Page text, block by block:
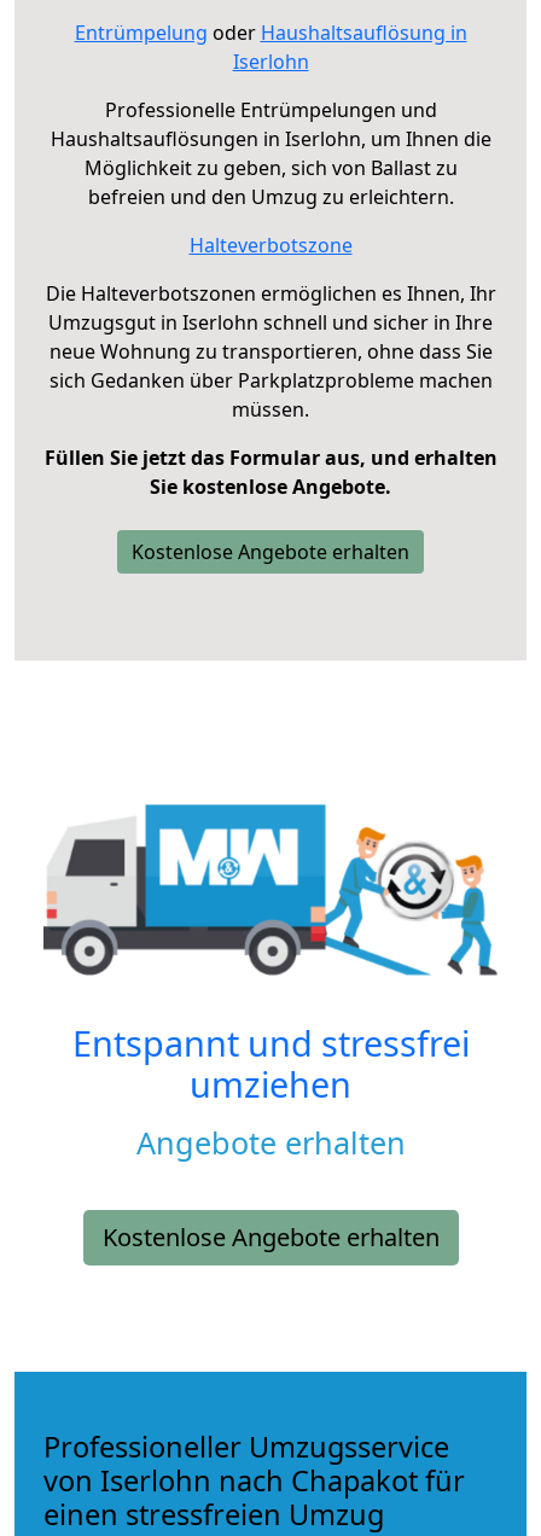
Entrümpelung oder Haushaltsauflösung in
Iserlohn
Professionelle Entrümpelungen und
Haushaltsauflösungen in Iserlohn, um Ihnen die
Möglichkeit zu geben, sich von Ballast zu
befreien und den Umzug zu erleichtern.
Halteverbotszone
Die Halteverbotszonen ermöglichen es Ihnen, Ihr
Umzugsgut in Iserlohn schnell und sicher in Ihre
neue Wohnung zu transportieren, ohne dass Sie
sich Gedanken über Parkplatzprobleme machen
müssen.
Füllen Sie jetzt das Formular aus, und erhalten
Sie kostenlose Angebote.
Kostenlose Angebote erhalten
Entspannt und stressfrei
umziehen
Angebote erhalten
Kostenlose Angebote erhalten
Professioneller Umzugsservice
von Iserlohn nach Chapakot für
einen stressfreien Umzug